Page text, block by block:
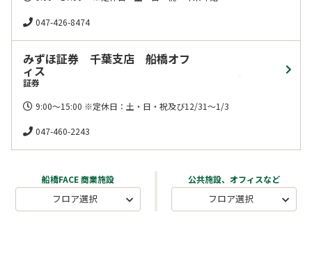
047-426-8474
みずほ証券 千葉支店 船橋オフ
ィス
証券
9:00～15:00 ※定休日：土・日・祝及び12/31～1/3
047-460-2243
船橋FACE 商業施設
フロア選択
公共施設、オフィスなど
フロア選択